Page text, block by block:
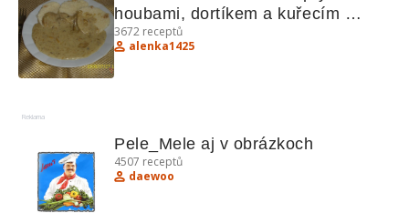
houbami, dortíkem a kuřecím
švejžužu
3672 receptů
alenka1425
Reklama
Pele_Mele aj v obrázkoch
4507 receptů
daewoo